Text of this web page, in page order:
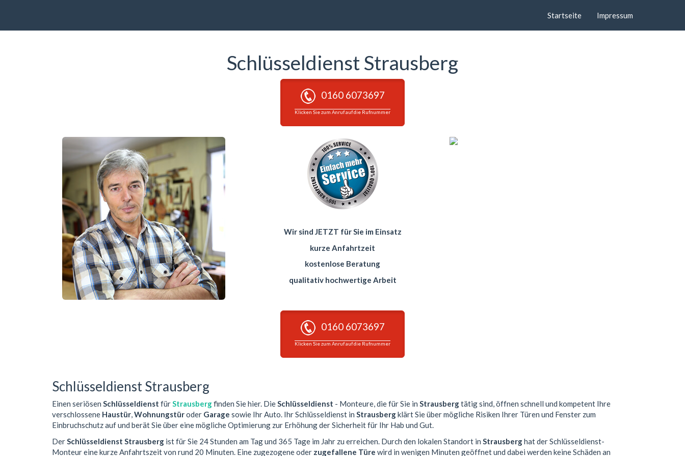
Startseite Impressum
Schlüsseldienst Strausberg
0160 6073697
Klicken Sie zum Anruf auf die Rufnummer
Wir sind JETZT für Sie im Einsatz
kurze Anfahrtzeit
kostenlose Beratung
qualitativ hochwertige Arbeit
0160 6073697
Klicken Sie zum Anruf auf die Rufnummer
Schlüsseldienst Strausberg
Einen seriösen Schlüsseldienst fürStrausbergfinden Sie hier. DieSchlüsseldienst - Monteure, die für Sie in Strausbergtätig sind, öffnen schnell und kompetent Ihre
verschlossene Haustür,Wohnungstüroder Garage sowie Ihr Auto. Ihr Schlüsseldienst in Strausbergklärt Sie über mögliche Risiken Ihrer Türen und Fenster zum
Einbruchschutz auf und berät Sie über eine mögliche Optimierung zur Erhöhung der Sicherheit für Ihr Hab und Gut.
DerSchlüsseldienst Strausberg ist für Sie 24 Stunden am Tag und 365 Tage im Jahr zu erreichen. Durch den lokalen Standort in Strausberghat der Schlüsseldienst-
Monteur eine kurze Anfahrtszeit von rund 20 Minuten. Eine zugezogene oder zugefallene Türe wird in wenigen Minuten geöffnet und dabei werden keine Schäden an